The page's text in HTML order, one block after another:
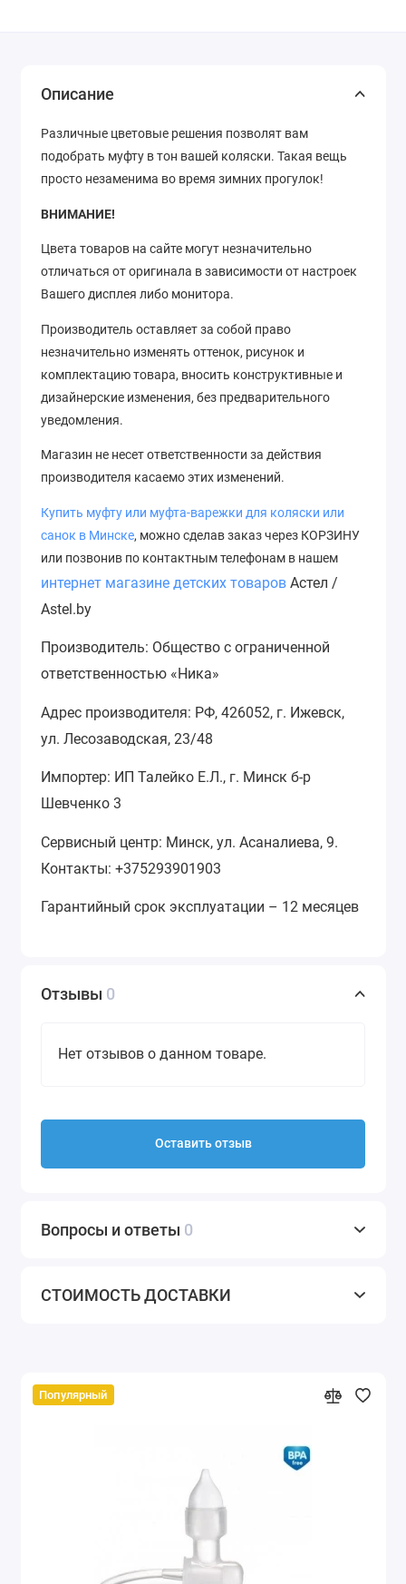
Описание
Различные цветовые решения позволят вам
подобрать муфту в тон вашей коляски. Такая вещь
просто незаменима во время зимних прогулок!
ВНИМАНИЕ!
Цвета товаров на сайте могут незначительно
отличаться от оригинала в зависимости от настроек
Вашего дисплея либо монитора.
Производитель оставляет за собой право
незначительно изменять оттенок, рисунок и
комплектацию товара, вносить конструктивные и
дизайнерские изменения, без предварительного
уведомления.
Магазин не несет ответственности за действия
производителя касаемо этих изменений.
Купить муфту или муфта-варежки для коляски или
санок в Минске, можно сделав заказ через КОРЗИНУ
или позвонив по контактным телефонам в нашем
интернет магазине детских товаров Астел /
Astel.by
Производитель: Общество с ограниченной
ответственностью «Ника»
Адрес производителя: РФ, 426052, г. Ижевск,
ул. Лесозаводская, 23/48
Импортер: ИП Талейко Е.Л., г. Минск б-р
Шевченко 3
Сервисный центр: Минск, ул. Асаналиева, 9.
Контакты: +375293901903
Гарантийный срок эксплуатации – 12 месяцев
Отзывы 0
Нет отзывов о данном товаре.
Оставить отзыв
Вопросы и ответы 0
СТОИМОСТЬ ДОСТАВКИ
Популярный